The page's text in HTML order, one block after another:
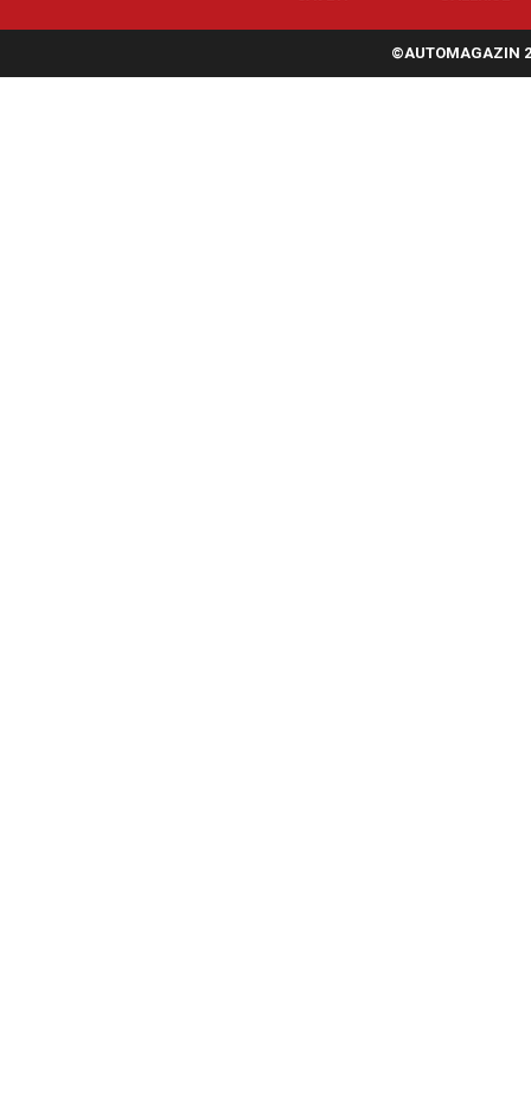
©AUTOMAGAZIN